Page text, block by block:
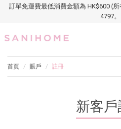
訂單免運費最低消費金額為 HK$600 (
4797。
首頁 賬戶 註冊
新客戶